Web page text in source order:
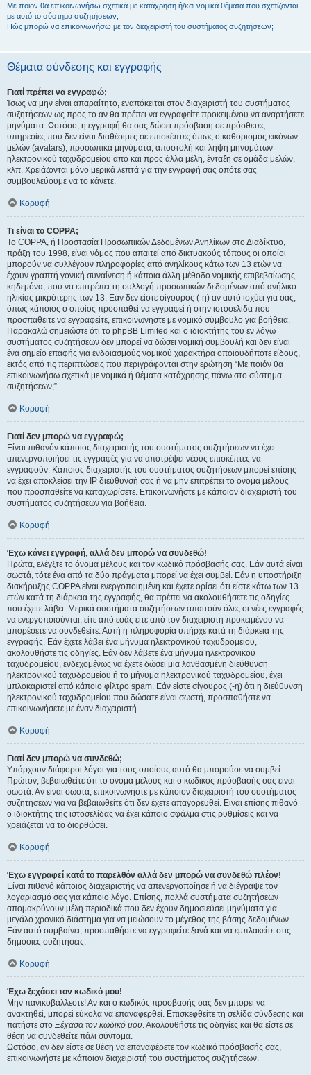
Με ποιον θα επικοινωνήσω σχετικά με κατάχρηση ή/και νομικά θέματα που σχετίζονται
με αυτό το σύστημα συζητήσεων;
Πώς μπορώ να επικοινωνήσω με τον διαχειριστή του συστήματος συζητήσεων;
Θέματα σύνδεσης και εγγραφής
Γιατί πρέπει να εγγραφώ;
Ίσως να μην είναι απαραίτητο, εναπόκειται στον διαχειριστή του συστήματος
συζητήσεων ως προς το αν θα πρέπει να εγγραφείτε προκειμένου να αναρτήσετε
μηνύματα. Ωστόσο, η εγγραφή θα σας δώσει πρόσβαση σε πρόσθετες
υπηρεσίες που δεν είναι διαθέσιμες σε επισκέπτες όπως ο καθορισμός εικόνων
μελών (avatars), προσωπικά μηνύματα, αποστολή και λήψη μηνυμάτων
ηλεκτρονικού ταχυδρομείου από και προς άλλα μέλη, ένταξη σε ομάδα μελών,
κλπ. Χρειάζονται μόνο μερικά λεπτά για την εγγραφή σας οπότε σας
συμβουλεύουμε να το κάνετε.
Κορυφή
Τι είναι το COPPA;
Το COPPA, ή Προστασία Προσωπικών Δεδομένων Ανηλίκων στο Διαδίκτυο,
πράξη του 1998, είναι νόμος που απαιτεί από δικτυακούς τόπους οι οποίοι
μπορούν να συλλέγουν πληροφορίες από ανηλίκους κάτω των 13 ετών να
έχουν γραπτή γονική συναίνεση ή κάποια άλλη μέθοδο νομικής επιβεβαίωσης
κηδεμόνα, που να επιτρέπει τη συλλογή προσωπικών δεδομένων από ανήλικο
ηλικίας μικρότερης των 13. Εάν δεν είστε σίγουρος (-η) αν αυτό ισχύει για σας,
όπως κάποιος ο οποίος προσπαθεί να εγγραφεί ή στην ιστοσελίδα που
προσπαθείτε να εγγραφείτε, επικοινωνήστε με νομικό σύμβουλο για βοήθεια.
Παρακαλώ σημειώστε ότι το phpBB Limited και ο ιδιοκτήτης του εν λόγω
συστήματος συζητήσεων δεν μπορεί να δώσει νομική συμβουλή και δεν είναι
ένα σημείο επαφής για ενδοιασμούς νομικού χαρακτήρα οποιουδήποτε είδους,
εκτός από τις περιπτώσεις που περιγράφονται στην ερώτηση “Με ποιόν θα
επικοινωνήσω σχετικά με νομικά ή θέματα κατάχρησης πάνω στο σύστημα
συζητήσεων;”.
Κορυφή
Γιατί δεν μπορώ να εγγραφώ;
Είναι πιθανόν κάποιος διαχειριστής του συστήματος συζητήσεων να έχει
απενεργοποιήσει τις εγγραφές για να αποτρέψει νέους επισκέπτες να
εγγραφούν. Κάποιος διαχειριστής του συστήματος συζητήσεων μπορεί επίσης
να έχει αποκλείσει την IP διεύθυνσή σας ή να μην επιτρέπει το όνομα μέλους
που προσπαθείτε να καταχωρίσετε. Επικοινωνήστε με κάποιον διαχειριστή του
συστήματος συζητήσεων για βοήθεια.
Κορυφή
Έχω κάνει εγγραφή, αλλά δεν μπορώ να συνδεθώ!
Πρώτα, ελέγξτε το όνομα μέλους και τον κωδικό πρόσβασής σας. Εάν αυτά είναι
σωστά, τότε ένα από τα δύο πράγματα μπορεί να έχει συμβεί. Εάν η υποστήριξη
διακήρυξης COPPA είναι ενεργοποιημένη και έχετε ορίσει ότι είστε κάτω των 13
ετών κατά τη διάρκεια της εγγραφής, θα πρέπει να ακολουθήσετε τις οδηγίες
που έχετε λάβει. Μερικά συστήματα συζητήσεων απαιτούν όλες οι νέες εγγραφές
να ενεργοποιούνται, είτε από εσάς είτε από τον διαχειριστή προκειμένου να
μπορέσετε να συνδεθείτε. Αυτή η πληροφορία υπήρχε κατά τη διάρκεια της
εγγραφής. Εάν έχετε λάβει ένα μήνυμα ηλεκτρονικού ταχυδρομείου,
ακολουθήστε τις οδηγίες. Εάν δεν λάβετε ένα μήνυμα ηλεκτρονικού
ταχυδρομείου, ενδεχομένως να έχετε δώσει μια λανθασμένη διεύθυνση
ηλεκτρονικού ταχυδρομείου ή το μήνυμα ηλεκτρονικού ταχυδρομείου, έχει
μπλοκαριστεί από κάποιο φίλτρο spam. Εάν είστε σίγουρος (-η) ότι η διεύθυνση
ηλεκτρονικού ταχυδρομείου που δώσατε είναι σωστή, προσπαθήστε να
επικοινωνήσετε με έναν διαχειριστή.
Κορυφή
Γιατί δεν μπορώ να συνδεθώ;
Υπάρχουν διάφοροι λόγοι για τους οποίους αυτό θα μπορούσε να συμβεί.
Πρώτον, βεβαιωθείτε ότι το όνομα μέλους και ο κωδικός πρόσβασής σας είναι
σωστά. Αν είναι σωστά, επικοινωνήστε με κάποιον διαχειριστή του συστήματος
συζητήσεων για να βεβαιωθείτε ότι δεν έχετε απαγορευθεί. Είναι επίσης πιθανό
ο ιδιοκτήτης της ιστοσελίδας να έχει κάποιο σφάλμα στις ρυθμίσεις και να
χρειάζεται να το διορθώσει.
Κορυφή
Έχω εγγραφεί κατά το παρελθόν αλλά δεν μπορώ να συνδεθώ πλέον!
Είναι πιθανό κάποιος διαχειριστής να απενεργοποίησε ή να διέγραψε τον
λογαριασμό σας για κάποιο λόγο. Επίσης, πολλά συστήματα συζητήσεων
απομακρύνουν μέλη περιοδικά που δεν έχουν δημοσιεύσει μηνύματα για
μεγάλο χρονικό διάστημα για να μειώσουν το μέγεθος της βάσης δεδομένων.
Εάν αυτό συμβαίνει, προσπαθήστε να εγγραφείτε ξανά και να εμπλακείτε στις
δημόσιες συζητήσεις.
Κορυφή
Έχω ξεχάσει τον κωδικό μου!
Μην πανικοβάλλεστε! Αν και ο κωδικός πρόσβασής σας δεν μπορεί να
ανακτηθεί, μπορεί εύκολα να επαναφερθεί. Επισκεφθείτε τη σελίδα σύνδεσης και
πατήστε στο Ξέχασα τον κωδικό μου. Ακολουθήστε τις οδηγίες και θα είστε σε
θέση να συνδεθείτε πάλι σύντομα.
Ωστόσο, αν δεν είστε σε θέση να επαναφέρετε τον κωδικό πρόσβασής σας,
επικοινωνήστε με κάποιον διαχειριστή του συστήματος συζητήσεων.